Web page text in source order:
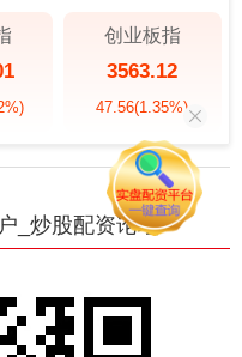
创业板指
3563.12
47.56(1.35%)
_炒股配资论坛